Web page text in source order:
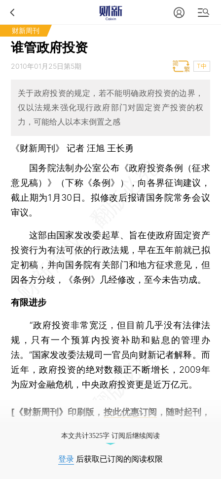
财新周刊
谁管政府投资
2010年01月25日第5期 T中
关于政府投资的规定，若不能明确政府投资的边界，
仅以法规来强化现行政府部门对固定资产投资的权
力，可能给人以本末倒置之感
《财新周刊》 记者 汪旭 王长勇
国务院法制办公室公布《政府投资条例（征求
意见稿）》（下称《条例》），向各界征询建议，
截止期为1月30日。拟修改后报请国务院常务会议
审议。
这部由国家发改委起草、旨在使政府固定资产
投资行为有法可依的行政法规，早在五年前就已拟
定初稿，并向国务院有关部门和地方征求意见，但
因各方分歧，《条例》几经修改，至今未告功成。
有限进步
“政府投资非常宽泛，但目前几乎没有法律法
规，只有一个预算内投资补助和贴息的管理办
法。”国家发改委法规司一官员向财新记者解释。而
近年，政府投资的绝对数额正不断增长，2009年
为应对金融危机，中央政府投资更是近万亿元。
[《财新周刊》印刷版， 按此优惠订阅 ，随时起刊，
本文共计3525字 订阅后继续阅读
登录 后获取已订阅的阅读权限